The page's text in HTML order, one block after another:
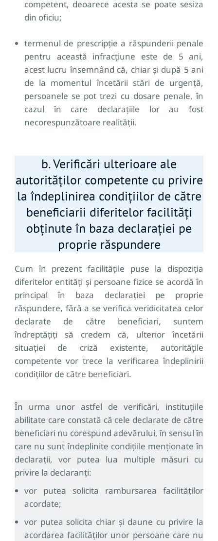
competent, deoarece acesta se poate sesiza
din oficiu;
termenul de prescripție a răspunderii penale
pentru această infracțiune este de 5 ani,
acest lucru însemnând că, chiar și după 5 ani
de la momentul încetării stări de urgență,
persoanele se pot trezi cu dosare penale, în
cazul în care declarațiile lor au fost
necorespunzătoare realității.
b. Verificări ulterioare ale
autorităților competente cu privire
la îndeplinirea condițiilor de către
beneficiarii diferitelor facilități
obținute în baza declarației pe
proprie răspundere
Cum în prezent facilitățile puse la dispoziția
diferitelor entități și persoane fizice se acordă în
principal în baza declarației pe proprie
răspundere, fără a se verifica veridicitatea celor
declarate de către beneficiari, suntem
îndreptățiți să credem că, ulterior încetării
situației de criză existente, autoritățile
competente vor trece la verificarea îndeplinirii
condițiilor de către beneficiari.
În urma unor astfel de verificări, instituțiile
abilitate care constată că cele declarate de către
beneficiari nu corespund adevărului, în sensul în
care nu sunt îndeplinite condițiile menționate în
declarații, vor putea lua multiple măsuri cu
privire la declaranți:
vor putea solicita rambursarea facilităților
acordate;
vor putea solicita chiar și daune cu privire la
acordarea facilităților unor persoane care nu